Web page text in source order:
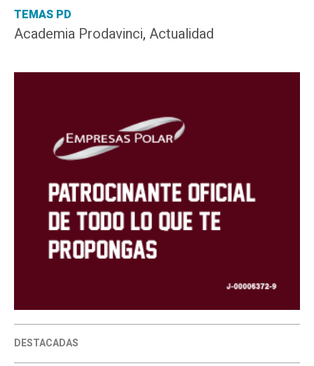
TEMAS PD
Academia Prodavinci, Actualidad
DESTACADAS